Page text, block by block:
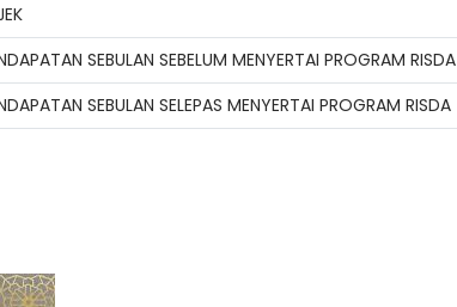
SEBULAN SEBELUM MENYERTAI PROGRAM RISDA
SEBULAN SELEPAS MENYERTAI PROGRAM RISDA